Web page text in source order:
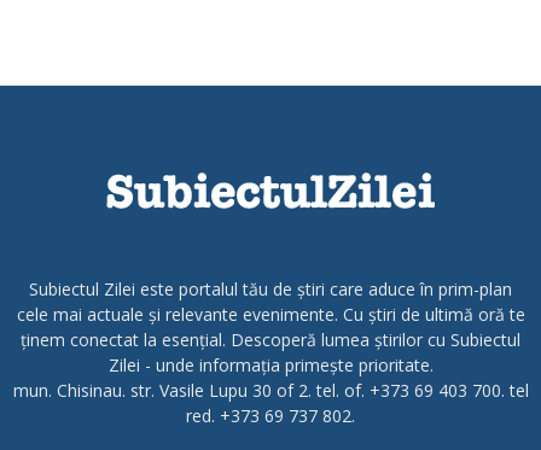
Subiectul Zilei este portalul tău de știri care aduce în prim-plan
cele mai actuale și relevante evenimente. Cu știri de ultimă oră te
ținem conectat la esențial. Descoperă lumea știrilor cu Subiectul
Zilei - unde informația primește prioritate.
mun. Chisinau. str. Vasile Lupu 30 of 2. tel. of. +373 69 403 700. tel
red. +373 69 737 802.